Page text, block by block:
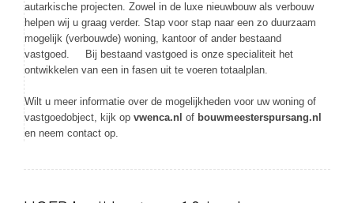
autarkische projecten. Zowel in de luxe nieuwbouw als verbouw
helpen wij u graag verder. Stap voor stap naar een zo duurzaam
mogelijk (verbouwde) woning, kantoor of ander bestaand
vastgoed. Bij bestaand vastgoed is onze specialiteit het
ontwikkelen van een in fasen uit te voeren totaalplan.
Wilt u meer informatie over de mogelijkheden voor uw woning of
vastgoedobject, kijk op vwenca.nl of bouwmeesterspursang.nl
en neem contact op.